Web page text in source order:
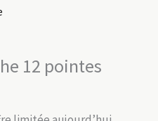
12 pointes